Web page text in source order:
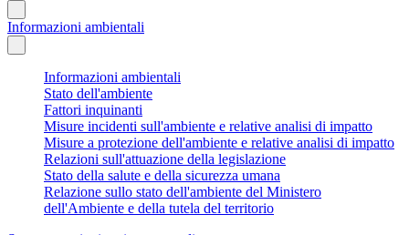
Informazioni ambientali
Informazioni ambientali
Stato dell'ambiente
Fattori inquinanti
Misure incidenti sull'ambiente e relative analisi di impatto
Misure a protezione dell'ambiente e relative analisi di impatto
Relazioni sull'attuazione della legislazione
Stato della salute e della sicurezza umana
Relazione sullo stato dell'ambiente del Ministero
dell'Ambiente e della tutela del territorio